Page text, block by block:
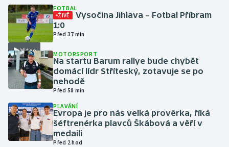
Jezdectví
Judo
Krasobruslení
Lezení
Lyže a snowboard
Moderní pětiboj
Video
FOTBAL
ŽIVĚ
Vysočina Jihlava – Fotbal Příbram
1:0
Před 37 min
MOTORSPORT
Na startu Barum rallye bude chybět
domácí lídr Stříteský, zotavuje se po
nehodě
Před 58 min
PLAVÁNÍ
Evropa je pro nás velká prověrka, říká
šéftrenérka plavců Škábová a věří v
medaili
Před 2 hod